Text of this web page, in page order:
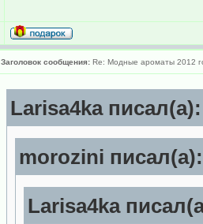
Заголовок сообщения: Re: Модные ароматы 2012
Larisa4ka писал(а):
morozini писал(а):
Larisa4ka